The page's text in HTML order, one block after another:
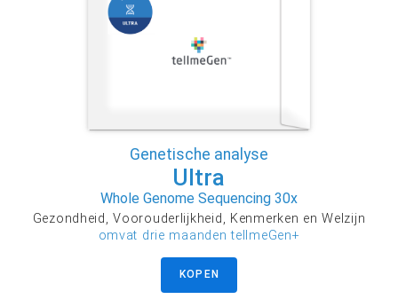
Genetische analyse
Ultra
Whole Genome Sequencing 30x
Gezondheid, Voorouderlijkheid, Kenmerken en Welzijn
omvat drie maanden tellmeGen+
KOPEN